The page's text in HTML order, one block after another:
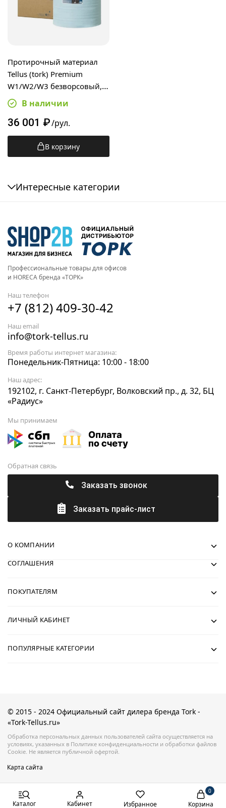
Протирочный материал
Tellus (tork) Premium
W1/W2/W3 безворсовый,
500 листов, 36х27,5см,
голубой, 190494
В наличии
36 001 ₽/рул.
В корзину
Интересные категории
Профессиональные товары для офисов
и HORECA бренда «ТОРК»
Наш телефон
+7 (812) 409-30-42
Наш email
info@tork-tellus.ru
Время работы интернет магазина:
Понедельник-Пятница: 10:00 - 18:00
Наш адрес:
192102, г. Санкт-Петербург, Волковский пр., д. 32, БЦ
«Радиус»
Мы принимаем
Обратная связь
Заказать звонок
Заказать прайс-лист
О КОМПАНИИ
СОГЛАШЕНИЯ
ПОКУПАТЕЛЯМ
ЛИЧНЫЙ КАБИНЕТ
ПОПУЛЯРНЫЕ КАТЕГОРИИ
© 2015 - 2024 Официальный сайт дилера бренда Tork -
«Tork-Tellus.ru»
Обработка персональных данных пользователей сайта осуществляется на
условиях, указанных в Политике конфиденциальности и обработки файлов
Cookie. Не является публичной офертой.
Карта сайта
Каталог Кабинет Избранное
0
Корзина